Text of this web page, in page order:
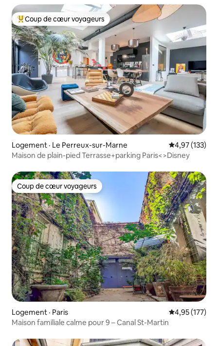
Coup de cœur voyageurs parmi les plus aimés
Coup de cœur voyageurs
Logement · Le Perreux-sur-Marne Note
4,97 (133)
Maison de plain-pied Terrasse+parking Paris<>Disney
Coup de cœur voyageurs
Coup de cœur voyageurs
Logement · Paris Note
4,95 (177)
Maison familiale calme pour 9 – Canal St-Martin